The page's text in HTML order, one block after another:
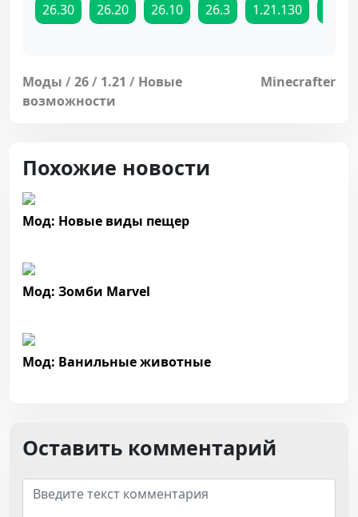
26.30 26.20 26.10 26.3 1.21.130
Моды /26/ 1.21 / Новые
возможности
Minecrafter
Похожие новости
Мод: Новые виды пещер
Мод: Зомби Marvel
Мод: Ванильные животные
Оставить комментарий